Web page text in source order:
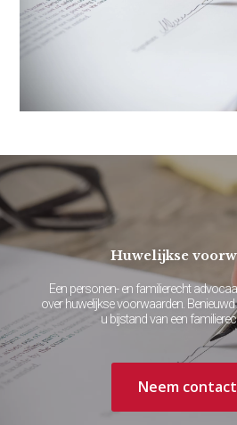
Huwelijkse
Een personen- en familierecht
over huwelijkse voorwaarden.
u bijstand van een
Neem